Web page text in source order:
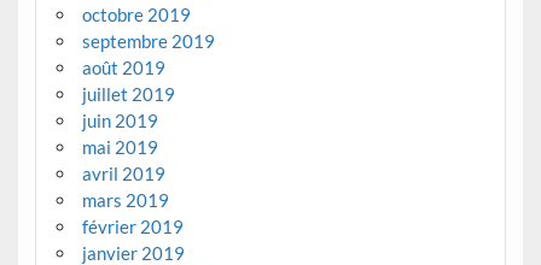
octobre 2019
septembre 2019
août 2019
juillet 2019
juin 2019
mai 2019
avril 2019
mars 2019
février 2019
janvier 2019